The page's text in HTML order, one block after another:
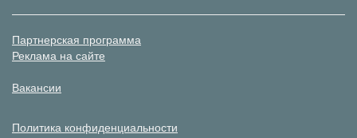
Партнерская программа
Реклама на сайте
Вакансии
Политика конфиденциальности